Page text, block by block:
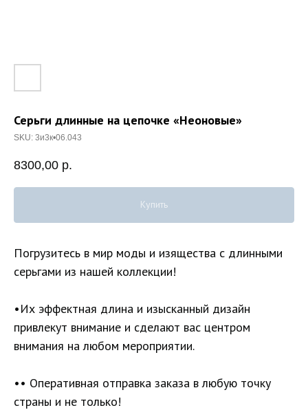
Серьги длинные на цепочке «Неоновые»
SKU: 3и3к•06.043
8300,00 р.
Купить
Погрузитесь в мир моды и изящества с длинными
серьгами из нашей коллекции!
•Их эффектная длина и изысканный дизайн
привлекут внимание и сделают вас центром
внимания на любом мероприятии.
•• Оперативная отправка заказа в любую точку
страны и не только!